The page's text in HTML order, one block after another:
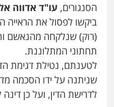
עו"ד רויטל
פלילי פשיעה
אלימות עורכי
0528615306
עו"ד אסף כהן
פלילי פשיעה
מעצרים וחקירות
הסנגורים, עו"ד אדווה
ביקשו לפסול את הראייה
(רוק) שנלקחה מהנאשם
תחתוני המתלוננת.
לטענתם, נטילת דגימת
שניתנה על ידו הסכמה
לדרישת הדין, ועל כן
אייל בן שושן,
פלילי מעצרים
נוער רישום
0522763105
עו"ד נעם
פלילי פשיעה
פסיכיאטריה
0506216048